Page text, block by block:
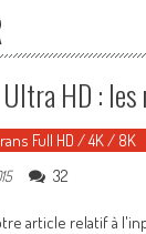
HD :
Full HD / 4K / 8K
32
article relatif à